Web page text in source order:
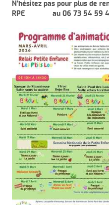
N'hésitez pas pour plus de
RPE au 06 73 54 59